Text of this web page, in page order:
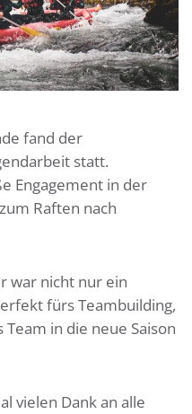
fand der
statt.
Engagement in der
Raften nach
war nicht nur ein
fürs Teambuilding,
in die neue Saison
vielen Dank an alle